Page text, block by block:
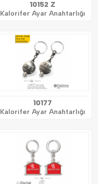
10152 Z
Kalorifer Ayar Anahtarlığı
10177
Kalorifer Ayar Anahtarlığı